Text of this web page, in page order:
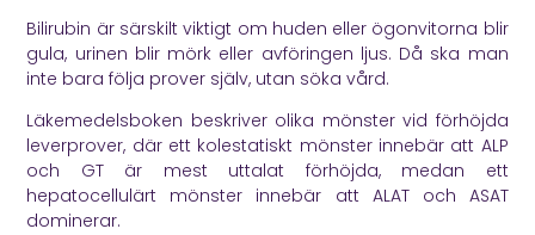
Bilirubin är särskilt viktigt om huden eller ögonvitorna blir
gula, urinen blir mörk eller avföringen ljus. Då ska man
inte bara följa prover själv, utan söka vård.
Läkemedelsboken beskriver olika mönster vid förhöjda
leverprover, där ett kolestatiskt mönster innebär att ALP
och GT är mest uttalat förhöjda, medan ett
hepatocellulärt mönster innebär att ALAT och ASAT
dominerar.